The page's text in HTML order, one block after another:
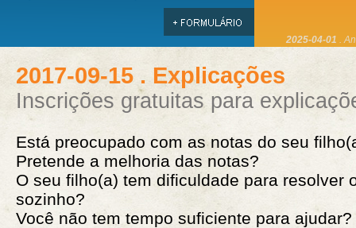
2017-09-15 . Explicações
Inscrições gratuitas para
Está preocupado com as notas do seu
Pretende a melhoria das notas?
O seu filho(a) tem dificuldade para resolver
sozinho?
Você não tem tempo suficiente para ajudar?